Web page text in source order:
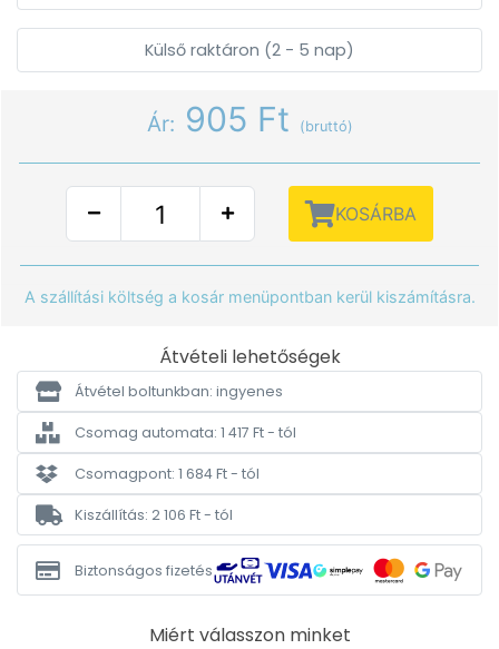
Külső raktáron (2 - 5 nap)
Ár: 905 Ft (bruttó)
KOSÁRBA
A szállítási költség a kosár menüpontban kerül kiszámításra.
Átvételi lehetőségek
Átvétel boltunkban: ingyenes
Csomag automata: 1 417 Ft - tól
Csomagpont: 1 684 Ft - tól
Kiszállítás: 2 106 Ft - tól
Biztonságos fizetés
Miért válasszon minket